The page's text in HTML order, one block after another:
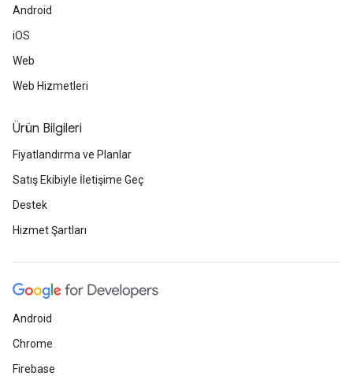
Android
iOS
Web
Web Hizmetleri
Ürün Bilgileri
Fiyatlandırma ve Planlar
Satış Ekibiyle İletişime Geç
Destek
Hizmet Şartları
Android
Chrome
Firebase